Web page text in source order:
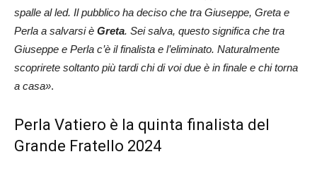
spalle al led. Il pubblico ha deciso che tra Giuseppe, Greta e
Perla a salvarsi è Greta. Sei salva, questo significa che tra
Giuseppe e Perla c’è il finalista e l’eliminato. Naturalmente
scoprirete soltanto più tardi chi di voi due è in finale e chi torna
a casa».
Perla Vatiero è la quinta finalista del
Grande Fratello 2024